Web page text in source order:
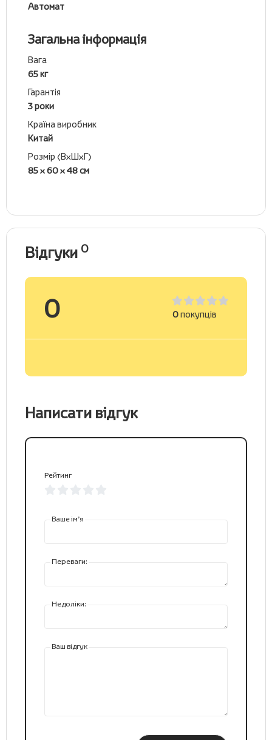
Автомат
Загальна інформація
Вага
65 кг
Гарантія
3 роки
Країна виробник
Китай
Розмір (ВхШхГ)
85 x 60 x 48 см
Відгуки 0
0 0покупців
Написати відгук
Рейтинг
Ваше ім’я
Переваги:
Недоліки:
Ваш відгук